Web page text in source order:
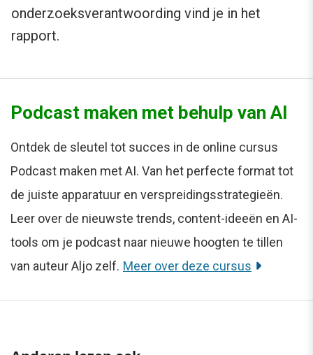
onderzoeksverantwoording vind je in het
rapport.
Podcast maken met behulp van AI
Ontdek de sleutel tot succes in de online cursus
Podcast maken met AI. Van het perfecte format tot
de juiste apparatuur en verspreidingsstrategieën.
Leer over de nieuwste trends, content-ideeën en AI-
tools om je podcast naar nieuwe hoogten te tillen
van auteur Aljo zelf. Meer over deze cursus